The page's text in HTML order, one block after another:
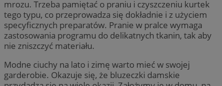
mrozu. Trzeba pamiętać o praniu i czyszczeniu kurtek
tego typu, co przeprowadza się dokładnie i z użyciem
specyficznych preparatów. Pranie w pralce wymaga
zastosowania programu do delikatnych tkanin, tak aby
nie zniszczyć materiału.
Modne ciuchy na lato i zimę warto mieć w swojej
garderobie. Okazuje się, że bluzeczki damskie